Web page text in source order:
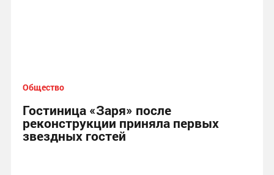
Общество
Гостиница «Заря» после
реконструкции приняла первых
звездных гостей